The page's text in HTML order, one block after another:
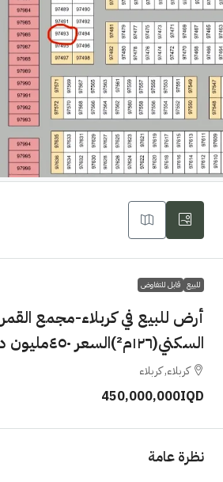
للبيع قابل للتفاوض
أرض للبيع في كربلاء-مجمع القمر
السكني(١٢٦م²)السعر ٤٥٠مليون دينار
كربلاء, كربلاء
450,000,000IQD
نظرة عامة